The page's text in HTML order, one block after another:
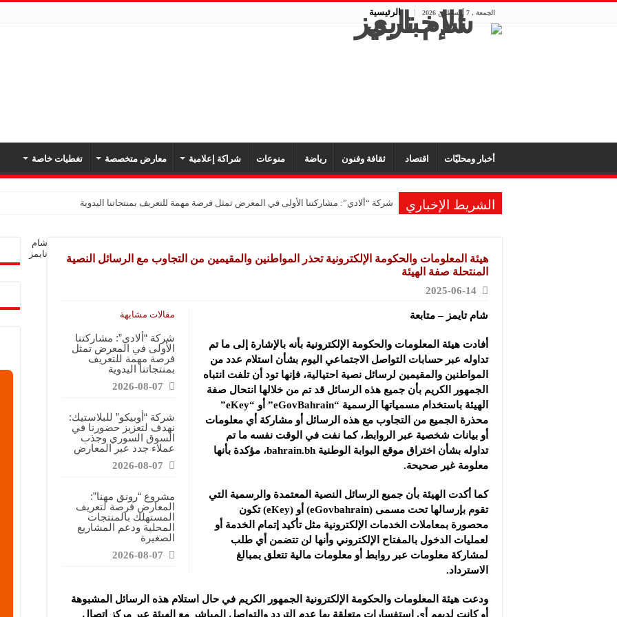
الجمعة , 7 أغسطس 2026 الرئيسية
أخبار ومحليّات اقتصاد ثقافة وفنون رياضة منوعات شراكة إعلامية معارض متخصصة تغطيات خاصة
الشريط الإخباري شركة “ألادي”: مشاركتنا الأولى في المعرض تمثل فرصة مهمة للتعريف بمنتجاتنا اليدوية
مشروع “رونق مهنا”: المعارض فرصة لتعريف المستهلك بالمنتجات المحلية ودعم المشاريع الصغيرة
مجموعة “عمر الطيب القابضة”: المعرض يشكل فرصة للقاء أصحاب الاختصاص وصناع القرار
موقع “نيوز بيردز”: مشاركتنا في المعرض تهدف إلى الترويج للموقع وتعزيز حضوره الإعلامي
شركة “قمم الجودة للمعدات الصناعية”: شاركنا بالمعرض لدعم مرحلة إعادة الإعمار في سوريا
هيئة المعلومات والحكومة الإلكترونية تحذر المواطنين والمقيمين من التجاوب مع الرسائل النصية
المنتحلة صفة الهيئة
2025-06-14
مقالات مشابهة
شركة “ألادي”: مشاركتنا
الأولى في المعرض تمثل
فرصة مهمة للتعريف
بمنتجاتنا اليدوية
2026-08-07
شركة “أوبيكو” للبلاستيك:
نهدف لتعزيز حضورنا في
السوق السوري وجذب
عملاء جدد عبر المعارض
2026-08-07
مشروع “رونق مهنا”:
المعارض فرصة لتعريف
المستهلك بالمنتجات
المحلية ودعم المشاريع
الصغيرة
2026-08-07
شام تايمز – متابعة
أفادت هيئة المعلومات والحكومة الإلكترونية بأنه بالإشارة إلى ما تم
تداوله عبر حسابات التواصل الاجتماعي اليوم بشأن استلام عدد من
المواطنين والمقيمين لرسائل نصية احتيالية، فإنها تود أن تلفت انتباه
الجمهور الكريم بأن جميع هذه الرسائل قد تم من خلالها انتحال صفة
الهيئة باستخدام مسمياتها الرسمية “eGovBahrain” أو “eKey”
محذرة الجميع من التجاوب مع هذه الرسائل أو مشاركة أي معلومات
أو بيانات شخصية عبر الروابط، كما نفت في الوقت نفسه ما تم
تداوله بشأن اختراق موقع البوابة الوطنية bahrain.bh، مؤكدة بأنها
معلومة غير صحيحة.
كما أكدت الهيئة بأن جميع الرسائل النصية المعتمدة والرسمية التي
تقوم بإرسالها تحت مسمى (eGovbahrain) أو (eKey) تكون
محصورة بمعاملات الخدمات الإلكترونية مثل تأكيد إتمام الخدمة أو
لعمليات الدخول بالمفتاح الإلكتروني وأنها لن تتضمن أي طلب
لمشاركة معلومات عبر روابط أو معلومات مالية تتعلق بمبالغ
الاسترداد.
ودعت هيئة المعلومات والحكومة الإلكترونية الجمهور الكريم في حال استلام هذه الرسائل المشبوهة
أو كانت لديهم أي استفسارات متعلقة بها عدم التردد والتواصل المباشر مع الهيئة عبر مركز اتصال
شام
تايمز